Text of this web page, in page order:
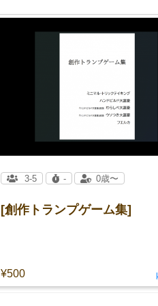
[創作トランプゲーム集]
¥500
3-5 - 0歳〜